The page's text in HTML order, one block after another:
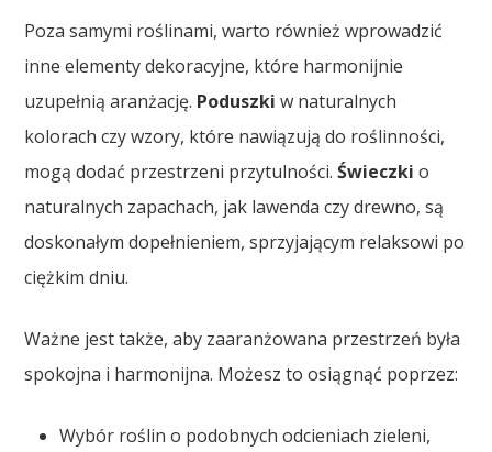
Poza samymi roślinami, warto również wprowadzić
inne elementy dekoracyjne, które harmonijnie
uzupełnią aranżację. Poduszki w naturalnych
kolorach czy wzory, które nawiązują do roślinności,
mogą dodać przestrzeni przytulności.Świeczki o
naturalnych zapachach, jak lawenda czy drewno, są
doskonałym dopełnieniem, sprzyjającym relaksowi po
ciężkim dniu.
Ważne jest także, aby zaaranżowana przestrzeń była
spokojna i harmonijna. Możesz to osiągnąć poprzez:
Wybór roślin o podobnych odcieniach zieleni,